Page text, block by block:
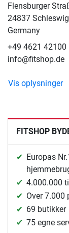
Flensburger
24837 Schleswig
Germany
+49 4621 42100
info@fitshop.de
Vis oplysninger
FITSHOP
Europas
4.000.000
Over 7.000
69 butikker
75 egne